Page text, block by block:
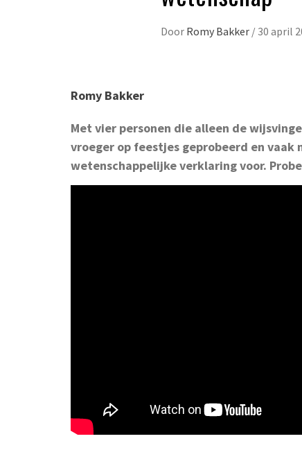
Door Romy Bakker / 30 april
Romy Bakker
Met vier personen die alleen de
vroeger op feestjes geprobeerd en
wetenschappelijke verklaring voor.